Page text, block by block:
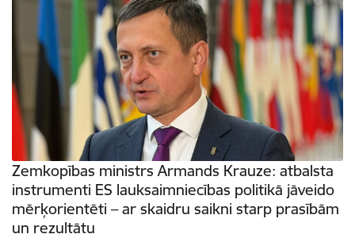
Zemkopības ministrs Armands Krauze: atbalsta
instrumenti ES lauksaimniecības politikā jāveido
mērķorientēti – ar skaidru saikni starp prasībām
un rezultātu